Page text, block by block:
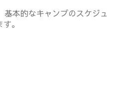
本的なキャンプのスケジュ
。